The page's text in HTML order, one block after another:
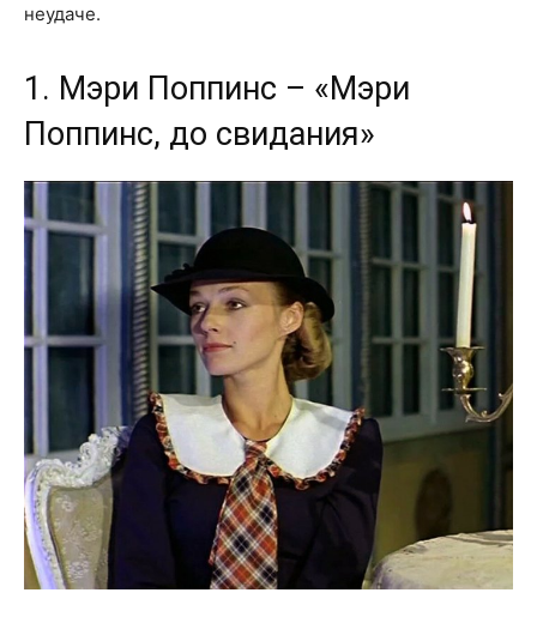
неудаче.
1. Мэри Поппинс – «Мэри
Поппинс, до свидания»